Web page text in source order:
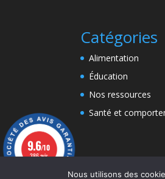
Catégories
Alimentation
Éducation
Nos ressources
Santé et
Design de Elegant
Nous utilisons des
9.6/10
386 avis